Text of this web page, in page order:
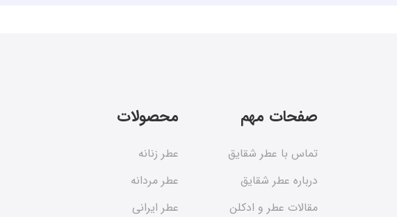
صفحات مهم
تماس با عطر شقایق
درباره عطر شقایق
مقالات عطر و ادکلن
محصولات
عطر زنانه
عطر مردانه
عطر ایرانی